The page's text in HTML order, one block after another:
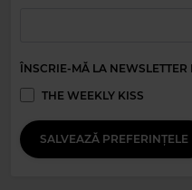
ÎNSCRIE-MĂ LA NEWSLETTER
THE WEEKLY KISS
SALVEAZĂ PREFERINȚELE